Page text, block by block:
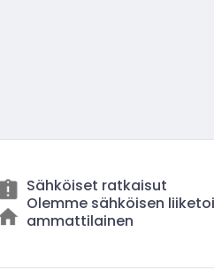
Sähköiset ratkaisut
Olemme sähköisen
ammattilainen